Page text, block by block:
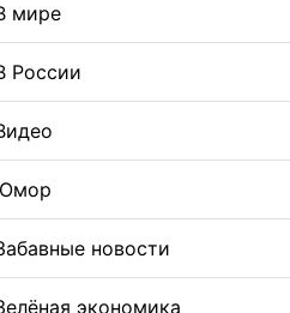
мире
России
новости
экономика